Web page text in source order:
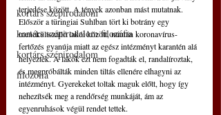
kortárs szépirodalom
kortárs szépirodalom filozófia
kortárs szépirodalom
filozófia
terjedése között. A tények azonban mást mutatnak.
Először a türingiai Suhlban tört ki botrány egy
menekültszálló lakói között, miután koronavírus-
fertőzés gyanúja miatt az egész intézményt karantén alá
helyezték. A lakók ezt nem fogadták el, randalíroztak,
és megpróbálták minden tiltás ellenére elhagyni az
intézményt. Gyerekeket toltak maguk előtt, hogy így
nehezítsék meg a rendőrség munkáját, ám az
egyenruhások végül rendet tettek.